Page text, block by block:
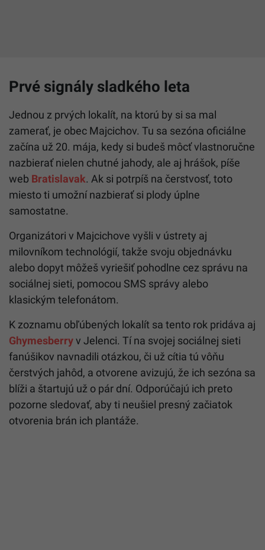
Prvé signály sladkého leta
Jednou z prvých lokalít, na ktorú by si sa mal
zamerať, je obec Majcichov. Tu sa sezóna oficiálne
začína už 20. mája, kedy si budeš môcť vlastnoručne
nazbierať nielen chutné jahody, ale aj hrášok, píše
web Bratislavak. Ak si potrpíš na čerstvosť, toto
miesto ti umožní nazbierať si plody úplne
samostatne.
Organizátori v Majcichove vyšli v ústrety aj
milovníkom technológií, takže svoju objednávku
alebo dopyt môžeš vyriešiť pohodlne cez správu na
sociálnej sieti, pomocou SMS správy alebo
klasickým telefonátom.
K zoznamu obľúbených lokalít sa tento rok pridáva aj
Ghymesberryv Jelenci. Tí na svojej sociálnej sieti
fanúšikov navnadili otázkou, či už cítia tú vôňu
čerstvých jahôd, a otvorene avizujú, že ich sezóna sa
blíži a štartujú už o pár dní. Odporúčajú ich preto
pozorne sledovať, aby ti neušiel presný začiatok
otvorenia brán ich plantáže.